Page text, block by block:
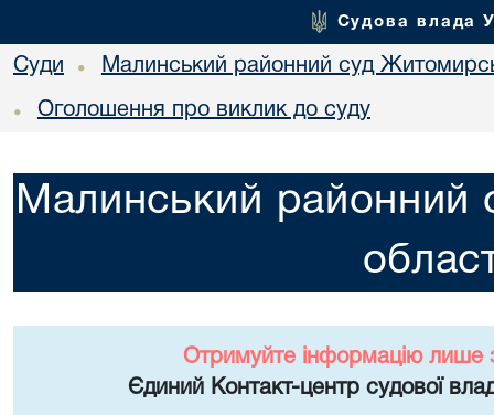
Судова влада
Суди • Малинський районний суд
• Оголошення про виклик до суду
Малинський районний
Отримуйте інформацію лише
Єдиний Контакт-центр судової